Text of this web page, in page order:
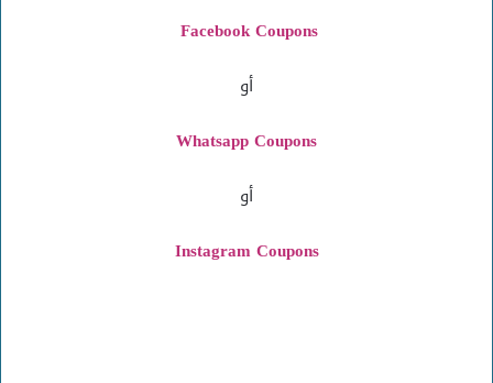
Facebook Coupons
أو
Whatsapp Coupons
أو
Coupons
Instagram